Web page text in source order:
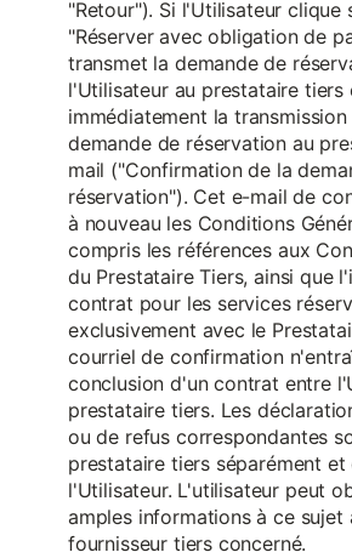
"Retour"). Si l'Utilisateur clique
"Réserver avec obligation de
transmet la demande de
l'Utilisateur au prestataire tiers
immédiatement la
demande de réservation au
mail ("Confirmation de la
réservation"). Cet e-mail de
à nouveau les Conditions
compris les références aux
du Prestataire Tiers, ainsi que
contrat pour les services
exclusivement avec le
courriel de confirmation
conclusion d'un contrat entre
prestataire tiers. Les
ou de refus correspondantes
prestataire tiers séparément
l'Utilisateur. L'utilisateur peut
amples informations à ce sujet
fournisseur tiers concerné.